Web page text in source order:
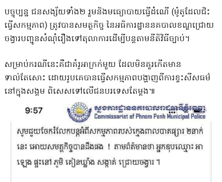
បច្ចុប្បន្ន ជនសង្ស័យទាំង២ រួមនិងមធ្យោបាយធ្វើដំណើ (ម៉ូតូដែលជិះ
ធ្វើសកម្មភាព) ត្រូវបានសមត្ថកិច្ច នៃអធិការដ្ឋាននគបាលខណ្ឌជ្រោយ
ចង្វារបញ្ជូនសំណុំរឿងទៅតុលាការដើម្បីបន្តតាមនីតិវិធីច្បាប់។
សម្រាប់ករណីនេះគឺជាគំរូអាក្រក់មួយ ដែលមិនគួរកើតមាន
ទាល់តែសោះ ដោយរូបគេបានធ្វើសកម្មភាពបង្ហាញពីការខ្វះសីសធម៌
នៅក្នុងសង្គម ពិសេសទៅលើជនបរទេសតែម្ដង៕